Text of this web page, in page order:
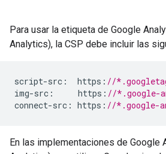
Para usar la etiqueta de Google
Analytics), la CSP debe incluir las
script-src : https : //
img-src : https : //*.google-
connect-src : https : //*.google-
En las implementaciones de Google